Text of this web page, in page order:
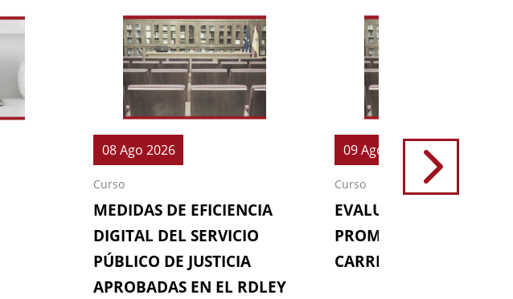
08 Ago 2026
Curso
MEDIDAS DE EFICIENCIA
DIGITAL DEL SERVICIO
PÚBLICO DE JUSTICIA
APROBADAS EN EL RDLEY
09 Ago 2026
Curso
EVALUACIONES (64ª
PROMOCIÓN DE LA
CARRERA FISCAL)